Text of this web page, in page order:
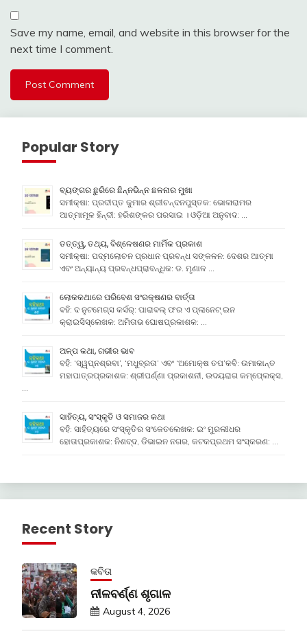
Save my name, email, and website in this browser for the
next time I comment.
Popular Story
ବ୍ୟଙ୍ଗର ଛୁରିରେ ଛିନ୍ନଭିନ୍ନ ଛଳନାର ମୁଖା
ସମୀକ୍ଷା: ପ୍ରଦୀପ୍ତ କୁମାର ଶ୍ରୀଚନ୍ଦନପୁସ୍ତକ: ଭୋଳାରାମର
ଆତ୍ମାମୂଳ ହିନ୍ଦୀ: ହରିଶଙ୍କର ପରସାଇ । ଓଡ଼ିଆ ଅନୁବାଦ: …
ତତ୍ତ୍ୱ, ତଥ୍ୟ, ବିଶ୍ଳେଷଣର ମାର୍ମିକ ପ୍ରକାଶ
ସମୀକ୍ଷା: ପଦ୍ମଲୋଚନ ପ୍ରଧାନ ପ୍ରବନ୍ଧ ସଙ୍କଳନ: ଦେଶର ଆତ୍ମା
ଏବଂ ଅନ୍ୟାନ୍ୟ ପ୍ରବନ୍ଧପ୍ରାବନ୍ଧିକ: ଡ. ମୃଣାଳ …
ଲୋକକଥାରେ ପରିବେଶ ସଂରକ୍ଷଣର ବାର୍ତ୍ତା
ବହି: ଦ ନୁଟମେଗ୍ସ କର୍ସର୍: ପାରାବଲ୍ ଫର ଏ ପ୍ଲାନେଟ୍ ଇନ
କ୍ରାଇସିସ୍ଲେଖକ: ଅମିତାଭ ଘୋଷପ୍ରକାଶକ: …
ଅଳ୍ପ କଥା, ଗଭୀର ଭାବ
ବହି: ‘ସ୍ୱପ୍ନଶ୍ରବା’, ‘ମଧୁବ୍ରତା’ ଏବଂ ‘ଅମୋକ୍ଷ ତପ’କବି: ଉମାକାନ୍ତ
ମହାପାତ୍ରପ୍ରକାଶକ: ଶ୍ରୀପର୍ଣ୍ଣା ପ୍ରକାଶନୀ, ଉଦୟରାଗ କମ୍ପେ୍ଲକ୍ସ,
…
ସାହିତ୍ୟ, ସଂସ୍କୃତି ଓ ସମାଜର କଥା
ବହି: ସାହିତ୍ୟରେ ସଂସ୍କୃତିର ସଂକେତଲେଖକ: ଇଂ ମୁରଲୀଧର
ହୋତାପ୍ରକାଶକ: ନିଶବ୍ଦ, ଡିଭାଇନ ନଗର, କଟକପ୍ରଥମ ସଂସ୍କରଣ: …
Recent Story
କବିତା
ନୀଳବର୍ଣ୍ଣ ଶୃଗାଳ
August 4, 2026